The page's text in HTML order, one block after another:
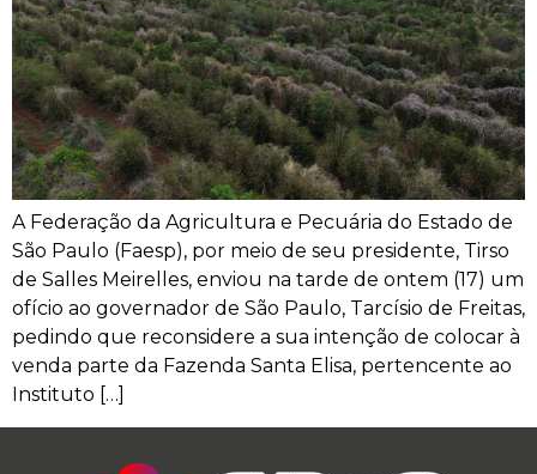
A Federação da Agricultura e Pecuária do Estado de
São Paulo (Faesp), por meio de seu presidente, Tirso
de Salles Meirelles, enviou na tarde de ontem (17) um
ofício ao governador de São Paulo, Tarcísio de Freitas,
pedindo que reconsidere a sua intenção de colocar à
venda parte da Fazenda Santa Elisa, pertencente ao
Instituto […]